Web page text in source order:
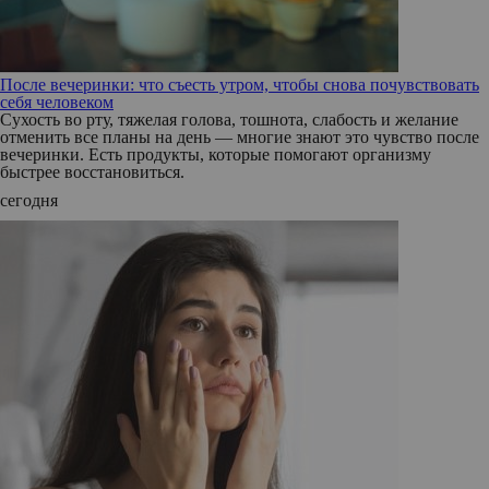
После вечеринки: что съесть утром, чтобы снова почувствовать
себя человеком
Сухость во рту, тяжелая голова, тошнота, слабость и желание
отменить все планы на день — многие знают это чувство после
вечеринки. Есть продукты, которые помогают организму
быстрее восстановиться.
сегодня